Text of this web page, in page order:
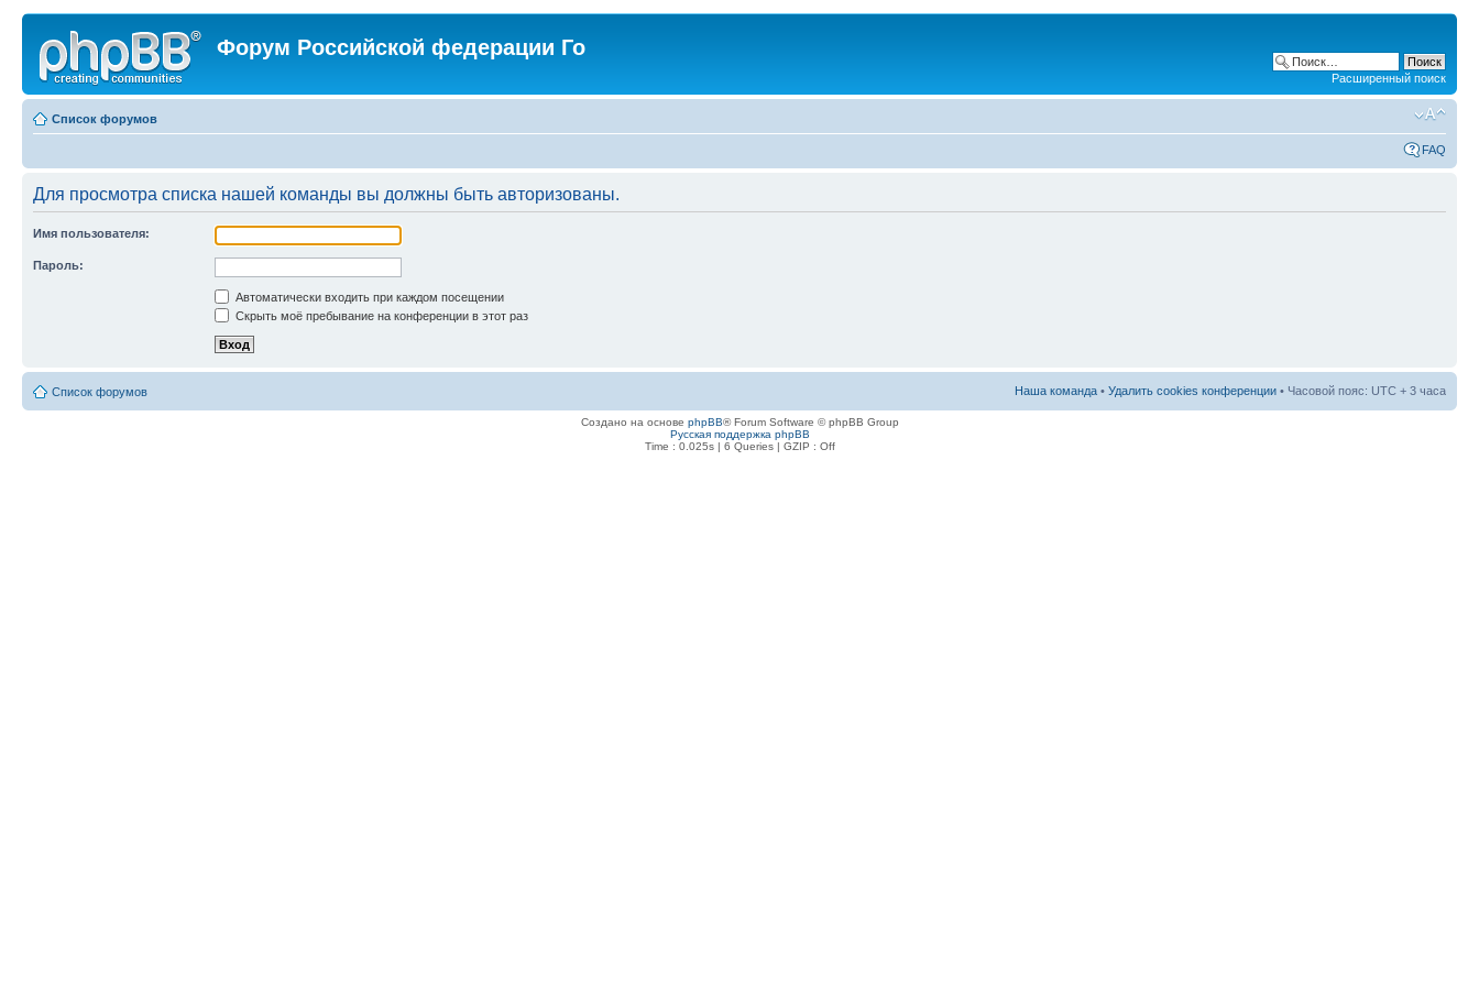
Форум Российской федерации Го
Расширенный поиск
Список форумов
FAQ
Для просмотра списка нашей команды вы должны быть авторизованы.
Имя пользователя:
Пароль:
Автоматически входить при каждом посещении
Скрыть моё пребывание на конференции в этот раз
Список форумов Наша команда • Удалить cookies конференции • Часовой пояс: UTC + 3 часа
Создано на основе phpBB® Forum Software © phpBB Group
Русская поддержка phpBB
Time : 0.025s | 6 Queries | GZIP : Off